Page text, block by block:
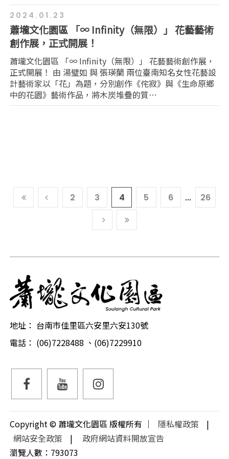
2024.01.23
蕭壠文化園區 「∞ Infinity（無限）」 花藝藝術
創作展，正式開展！
蕭壠文化園區 「∞ Infinity（無限）」 花藝藝術創作展，
正式開展！ 由 湯璧如 與 張瑛蘭 兩位臺南知名女性花藝設
計藝術家以「花」為題，分別創作《侘寂》與《生命原鄉
中的花園》藝術作品，將木炭堆疊的質⋯
到
頁
2 3 4 5 6 ...
26
下
頁
到
尾
頁
地址： 台南市佳里區六安里六安130號
電話： (06)7228488 、(06)7229910
facebook
粉
絲
YouTubeInstagram
Copyright © 蕭壠文化園區 版權所有 ｜ 隱私權政策
|
網站安全政策
|
政府網站資料開放宣告
瀏覽人數：793073